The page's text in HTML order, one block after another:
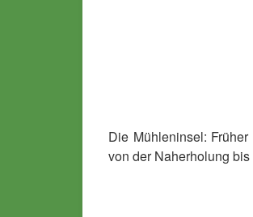
Die Mühleninsel:
von der Naherholung